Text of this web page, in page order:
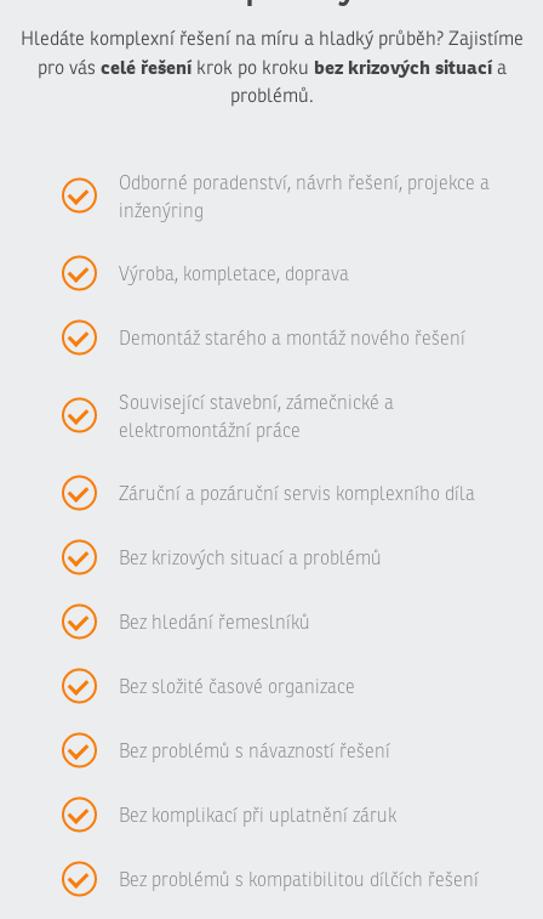
Hledáte komplexní řešení na míru a hladký průběh? Zajistíme
pro vás celé řešeníkrok po kroku bez krizových situacía
problémů.
Odborné poradenství, návrh řešení, projekce a
inženýring
Výroba, kompletace, doprava
Demontáž starého a montáž nového řešení
Související stavební, zámečnické a
elektromontážní práce
Záruční a pozáruční servis komplexního díla
Bez krizových situací a problémů
Bez hledání řemeslníků
Bez složité časové organizace
Bez problémů s návazností řešení
Bez komplikací při uplatnění záruk
Bez problémů s kompatibilitou dílčích řešení